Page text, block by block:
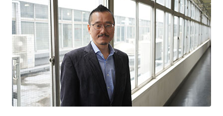
早稲田大学 早稲田大学 理工学術院
交通アクセス
入試情報
学費 奨学金
日本語 English